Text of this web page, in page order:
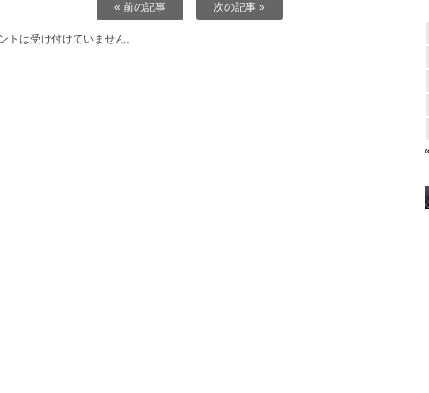
« 前の記事 次の記事 »
トは受け付けていません。